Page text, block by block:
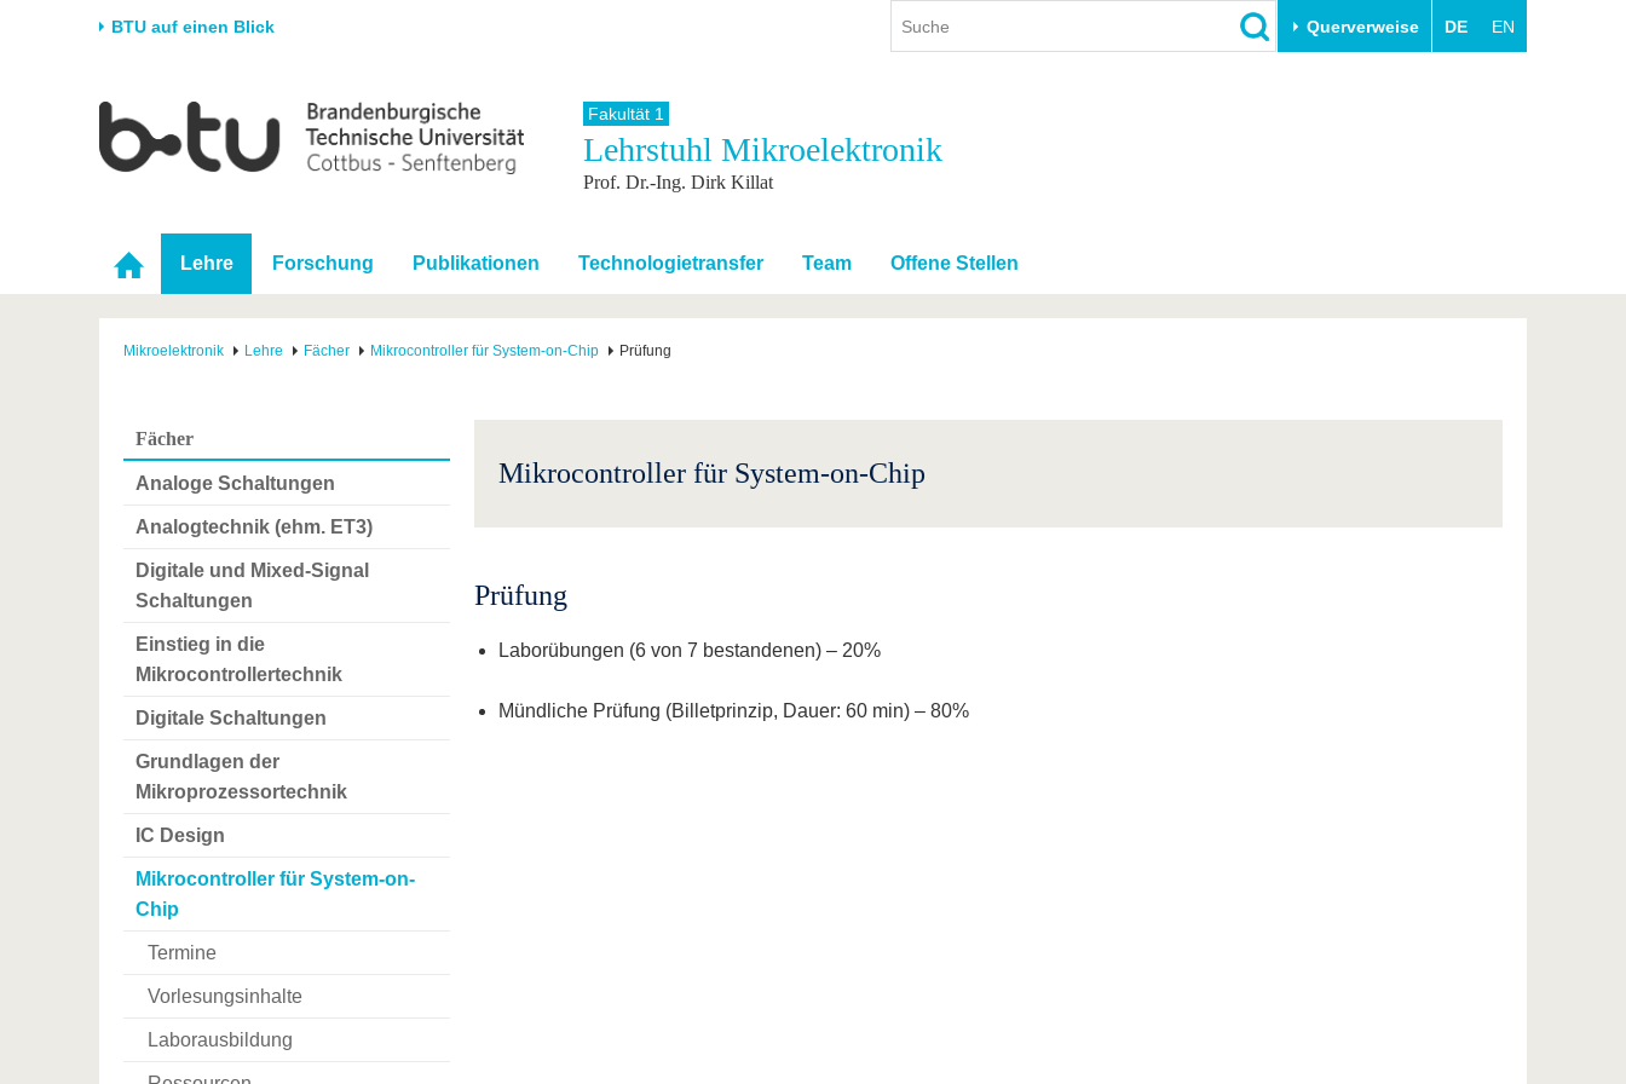
BTU auf einen Blick Querverweise DE EN
Universität
Karriere & Engagement
Partnerschaften &
Strukturwandel
Forschung
Förderung
Wissenschaftlicher
Nachwuchs
Studium
Studienangebot
Im Studium
Nach dem Studium
International
Internationales Profil
Mit der BTU ins Ausland
Für internationale
Studierende
Weiterbildung
Innovative Transferprojekte
BTU & Region erleben
Fakultät 1
Lehrstuhl Mikroelektronik
Prof. Dr.-Ing. Dirk Killat
Lehre Forschung Publikationen Technologietransfer Team Offene Stellen
Mikroelektronik Lehre Fächer Mikrocontroller für System-on-Chip Prüfung
Fächer
Analoge Schaltungen
Analogtechnik (ehm. ET3)
Digitale und Mixed-Signal
Schaltungen
Einstieg in die
Mikrocontrollertechnik
Digitale Schaltungen
Grundlagen der
Mikroprozessortechnik
IC Design
Mikrocontroller für System-on-
Chip
Termine
Vorlesungsinhalte
Laborausbildung
Mikrocontroller für System-on-Chip
Prüfung
Laborübungen (6 von 7 bestandenen) – 20%
Mündliche Prüfung (Billetprinzip, Dauer: 60 min) – 80%